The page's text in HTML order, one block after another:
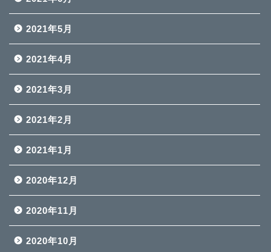
2021年5月
2021年4月
2021年3月
2021年2月
2021年1月
2020年12月
2020年11月
2020年10月